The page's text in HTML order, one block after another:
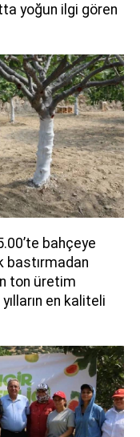
yoğun ilgi gören
bahçeye
bastırmadan
ton üretim
en kaliteli